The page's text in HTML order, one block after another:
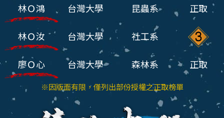
林Ｏ鴻 台灣大學 昆蟲系 正取
林Ｏ汝 台灣大學 社工系
廖Ｏ心 台灣大學 森林系 正取
※因版面有限，僅列出部份授權之正取榜單